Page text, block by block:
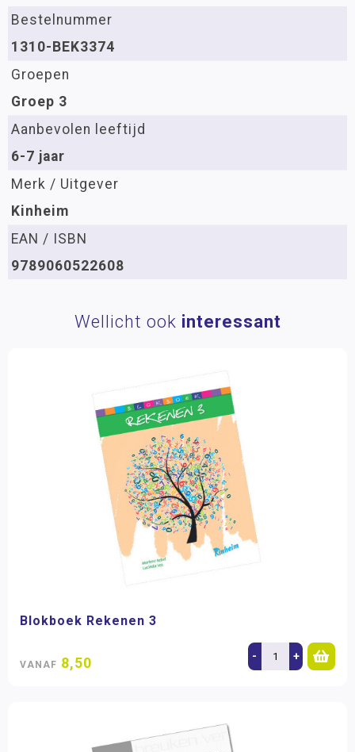
Bestelnummer
1310-BEK3374
Groepen
Groep 3
Aanbevolen leeftijd
6-7 jaar
Merk / Uitgever
Kinheim
EAN / ISBN
9789060522608
Wellicht ook interessant
Blokboek Rekenen 3
VANAF 8,50 - +